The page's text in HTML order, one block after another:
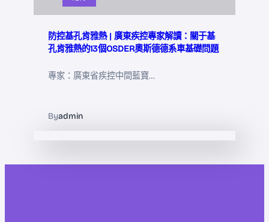
防控基孔肯雅熱 | 廣東疾控專家解讀：關于基
孔肯雅熱的13個OSDER奧斯德德系車基礎問題
專家：廣東省疾控中間藍寶…
Byadmin